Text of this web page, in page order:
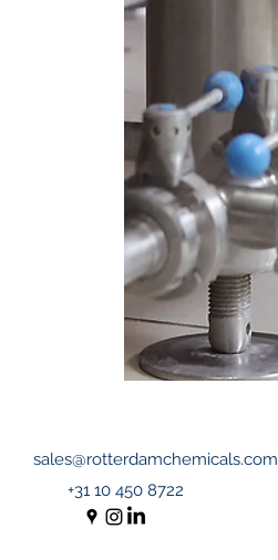
sales@rotterdamchemicals.com
+31 10 450 8722